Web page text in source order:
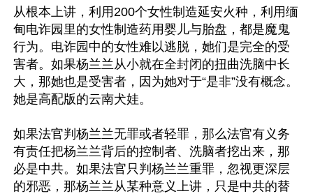
从根本上讲，利用200个女性制造延安火种，利用缅
甸电诈园里的女性制造药用婴儿与胎盘，都是魔鬼
行为。电诈园中的女性难以逃脱，她们是完全的受
害者。如果杨兰兰从小就在全封闭的扭曲洗脑中长
大，那她也是受害者，因为她对于“是非”没有概念。
她是高配版的云南犬娃。
如果法官判杨兰兰无罪或者轻罪，那么法官有义务
有责任把杨兰兰背后的控制者、洗脑者挖出来，那
必是中共。如果法官只判杨兰兰重罪，忽视更深层
的邪恶，那杨兰兰从某种意义上讲，只是中共的替